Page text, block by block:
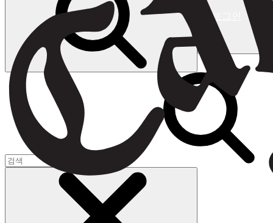
로그인
장바구니